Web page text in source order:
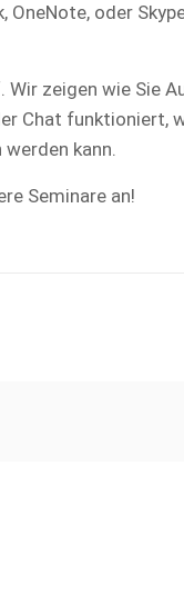
oder
Wir zeigen wie Sie
Chat funktioniert,
kann.
Seminare an!